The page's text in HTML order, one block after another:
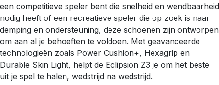
een competitieve speler bent die snelheid en wendbaarheid
nodig heeft of een recreatieve speler die op zoek is naar
demping en ondersteuning, deze schoenen zijn ontworpen
om aan al je behoeften te voldoen. Met geavanceerde
technologieën zoals Power Cushion+, Hexagrip en
Durable Skin Light, helpt de Eclipsion Z3 je om het beste
uit je spel te halen, wedstrijd na wedstrijd.